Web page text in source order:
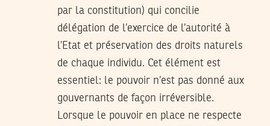
par la constitution) qui concilie
délégation de l’exercice de l’autorité à
l’Etat et préservation des droits naturels
de chaque individu. Cet élément est
essentiel: le pouvoir n’est pas donné aux
gouvernants de façon irréversible.
Lorsque le pouvoir en place ne respecte